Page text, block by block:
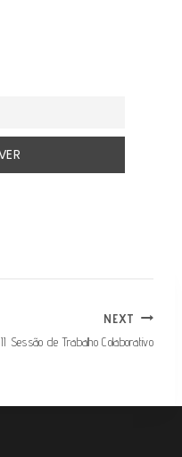
NEXT
II Sessão de Trabalho Colaborativo